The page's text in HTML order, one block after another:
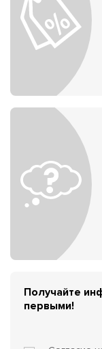
Получайте
первыми!